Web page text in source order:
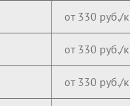
от 330 руб./
от 330 руб./
от 330 руб./